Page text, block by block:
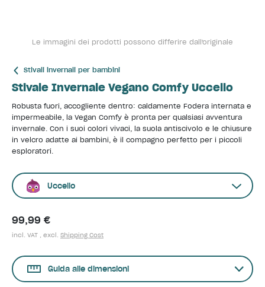
Le immagini dei prodotti possono differire dall'originale
Stivali invernali per bambini
Stivale Invernale Vegano Comfy Uccello
Robusta fuori, accogliente dentro: caldamente Fodera internata e
impermeabile, la Vegan Comfy è pronta per qualsiasi avventura
invernale. Con i suoi colori vivaci, la suola antiscivolo e le chiusure
in velcro adatte ai bambini, è il compagno perfetto per i piccoli
esploratori.
Uccello
99,99 €
incl. VAT , excl. Shipping Cost
Guida alle dimensioni